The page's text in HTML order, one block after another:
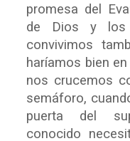
promesa del
de Dios y los
convivimos
haríamos bien
nos crucemos
semáforo,
puerta del
conocido